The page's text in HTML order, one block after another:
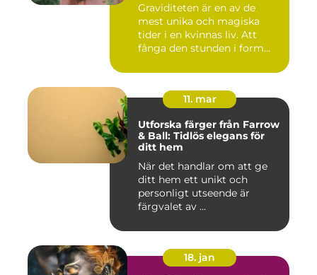
Graviditeten är en av de
mest unika och magiska
tider i en kvinnas liv. Att
fånga den stunden i form...
11. mar
Utforska färger från Farrow
& Ball: Tidlös elegans för
ditt hem
När det handlar om att ge
ditt hem ett unikt och
personligt utseende är
färgvalet av ...
18. jan